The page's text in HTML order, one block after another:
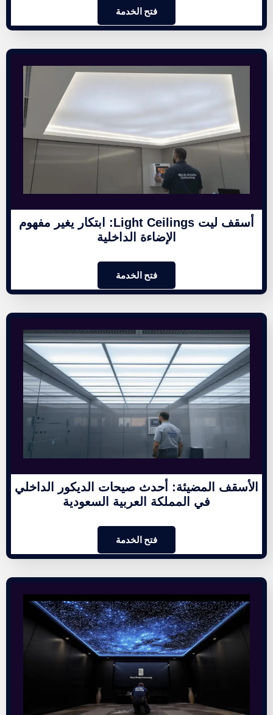
فتح الخدمة
أسقف ليت Light Ceilings: ابتكار يغير مفهوم
الإضاءة الداخلية
فتح الخدمة
الأسقف المضيئة: أحدث صيحات الديكور الداخلي
في المملكة العربية السعودية
فتح الخدمة